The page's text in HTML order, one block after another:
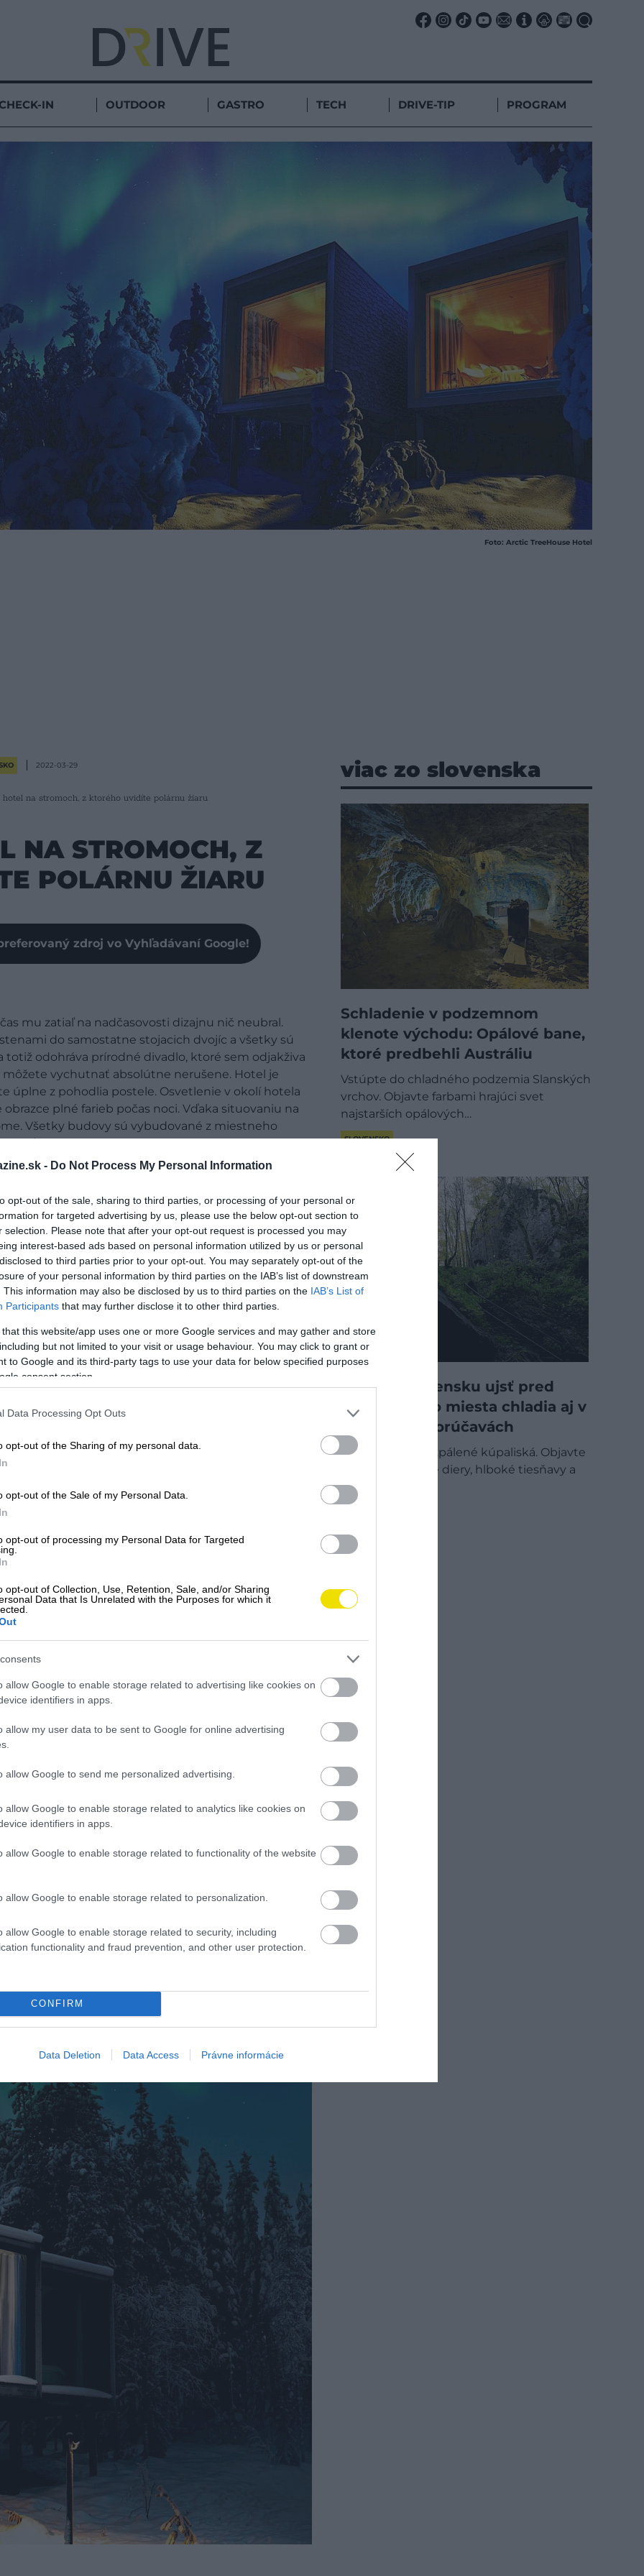
- Do Not Process My Personal Information
opt-out of the sale, sharing to third parties, or processing of your personal or
for targeted advertising by us, please use the below opt-out section to
selection. Please note that after your opt-out request is processed you may
interest-based ads based on personal information utilized by us or personal
to third parties prior to your opt-out. You may separately opt-out of the
of your personal information by third parties on the IAB’s list of downstream
This information may also be disclosed by us to third parties on the IAB’s List of
Participants that may further disclose it to other third parties.
that this website/app uses one or more Google services and may gather and store
but not limited to your visit or usage behaviour. You may click to grant or
to Google and its third-party tags to use your data for below specified purposes
consent section.
Data Processing Opt Outs
opt-out of the Sharing of my personal data.
opt-out of the Sale of my Personal Data.
opt-out of processing my Personal Data for Targeted
opt-out of Collection, Use, Retention, Sale, and/or Sharing
Data that Is Unrelated with the Purposes for which it
allow Google to enable storage related to advertising like cookies on
identifiers in apps.
allow my user data to be sent to Google for online advertising
allow Google to send me personalized advertising.
allow Google to enable storage related to analytics like cookies on
identifiers in apps.
allow Google to enable storage related to functionality of the website
allow Google to enable storage related to personalization.
allow Google to enable storage related to security, including
functionality and fraud prevention, and other user protection.
CONFIRM
Data Deletion Data Access Právne informácie
IN OUTDOOR GASTRO TECH DRIVE-TIP PROGRAM
Foto: Arctic TreeHouse Hotel
2022-03-29
na stromoch, z ktorého uvidíte polárnu žiaru
NA STROMOCH, Z
POLÁRNU ŽIARU
zdroj vo Vyhľadávaní Google!
mu zatiaľ na nadčasovosti dizajnu nič neubral.
do samostatne stojacich dvojíc a všetky sú
totiž odohráva prírodné divadlo, ktoré sem odjakživa
môžete vychutnať absolútne nerušene. Hotel je
úplne z pohodlia postele. Osvetlenie v okolí hotela
plné farieb počas noci. Vďaka situovaniu na
Všetky budovy sú vybudované z miestneho
výhľad.
a čas mu zatiaľ na nadčasovosti dizajnu nič
stenami do samostatne stojacich dvojíc a
Tam sa totiž odohráva prírodné divadlo, ktoré sem
si ju môžete vychutnať absolútne nerušenie.
máte úplne z pohodlia postele. Osvetlenie v okolí
obrazce plné farieb počas noci. Vďaka
na strome. Všetky budovy sú vybudované z
výhľad.
viac zo slovenska
Schladenie v podzemnom
klenote východu: Opálové bane,
ktoré predbehli Austráliu
Vstúpte do chladného podzemia Slanských
vrchov. Objavte farbami hrajúci svet
najstarších opálových…
SLOVENSKO
Kam na Slovensku ujsť pred
teplom: Tieto miesta chladia aj v
najväčších horúčavách
Zabudnite na rozpálené kúpaliská. Objavte
slovenské ľadové diery, hlboké tiesňavy a
horské jazerá…